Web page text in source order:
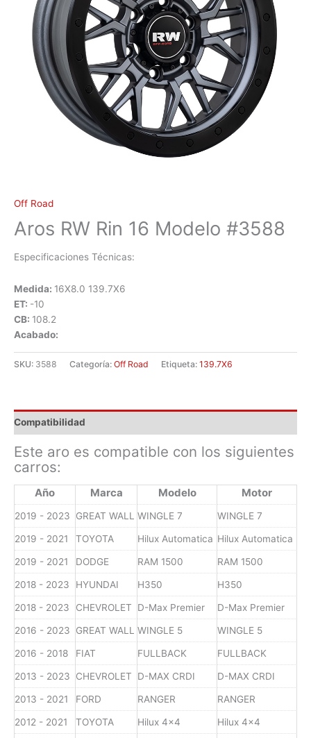
Off Road
Aros RW Rin 16 Modelo #3588
Especificaciones Técnicas:
Medida: 16X8.0 139.7X6
ET: -10
CB: 108.2
Acabado:
SKU: 3588 Categoría: Off Road Etiqueta: 139.7X6
Compatibilidad
Este aro es compatible con los siguientes
carros:
Año Marca Modelo Motor
2019 - 2023 GREAT WALL WINGLE 7 WINGLE 7
2019 - 2021 TOYOTA Hilux Automatica Hilux Automatica
2019 - 2021 DODGE RAM 1500 RAM 1500
2018 - 2023 HYUNDAI H350 H350
2018 - 2023 CHEVROLET D-Max Premier D-Max Premier
2016 - 2023 GREAT WALL WINGLE 5 WINGLE 5
2016 - 2018 FIAT FULLBACK FULLBACK
2013 - 2023 CHEVROLET D-MAX CRDI D-MAX CRDI
2013 - 2021 FORD RANGER RANGER
2012 - 2021 TOYOTA Hilux 4x4 Hilux 4x4